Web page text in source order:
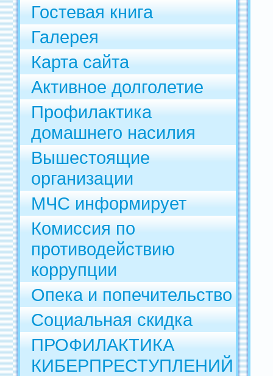
Гостевая книга
Галерея
Карта сайта
Активное долголетие
Профилактика
домашнего насилия
Вышестоящие
организации
МЧС информирует
Комиссия по
противодействию
коррупции
Опека и попечительство
Социальная скидка
ПРОФИЛАКТИКА
КИБЕРПРЕСТУПЛЕНИЙ